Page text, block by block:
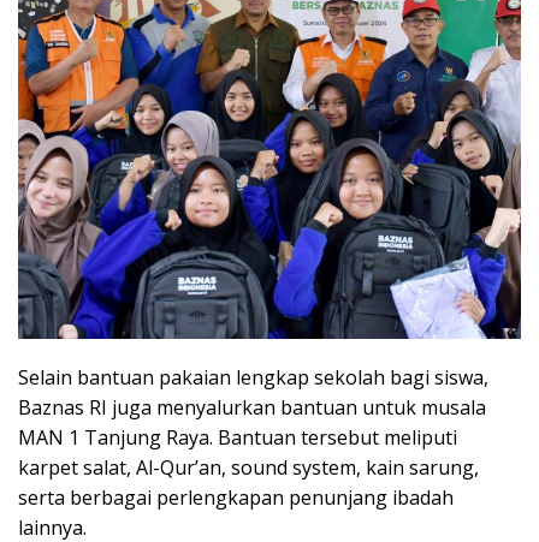
Selain bantuan pakaian lengkap sekolah bagi siswa,
Baznas RI juga menyalurkan bantuan untuk musala
MAN 1 Tanjung Raya. Bantuan tersebut meliputi
karpet salat, Al-Qur’an, sound system, kain sarung,
serta berbagai perlengkapan penunjang ibadah
lainnya.